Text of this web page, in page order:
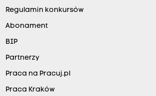
Regulamin konkursów
Abonament
BIP
Partnerzy
Praca na Pracuj.pl
Praca Kraków